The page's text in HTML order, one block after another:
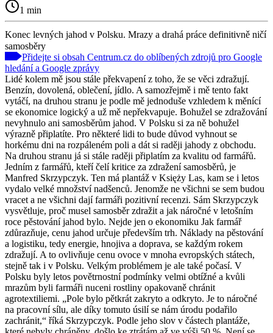
1 min
Konec levných jahod v Polsku. Mrazy a drahá práce definitivně ničí
samosběry
Přidejte si obsah Centrum.cz do oblíbených zdrojů pro Google
hledání a Google zprávy
Lidé kolem mě jsou stále překvapení z toho, že se věci zdražují.
Benzín, dovolená, oblečení, jídlo. A samozřejmě i mě tento fakt
vytáčí, na druhou stranu je podle mě jednoduše vzhledem k měnící
se ekonomice logický a už mě nepřekvapuje. Bohužel se zdražování
nevyhnulo ani samosběrům jahod. V Polsku si za ně bohužel
výrazně připlatíte. Pro některé lidi to bude důvod vyhnout se
horkému dni na rozpáleném poli a dát si raději jahody z obchodu.
Na druhou stranu já si stále raději připlatím za kvalitu od farmářů.
Jedním z farmářů, kteří čelí kritice za zdražení samosběrů, je
Manfred Skrzypczyk. Ten má plantáž v Księży Las, kam se i letos
vydalo velké množství nadšenců. Jenomže ne všichni se sem budou
vracet a ne všichni dají farmáři pozitivní recenzi. Sám Skrzypczyk
vysvětluje, proč musel samosběr zdražit a jak náročné v letošním
roce pěstování jahod bylo. Nejde jen o ekonomiku Jak farmář
zdůrazňuje, cenu jahod určuje především trh. Náklady na pěstování
a logistiku, tedy energie, hnojiva a doprava, se každým rokem
zdražují. A to ovlivňuje cenu ovoce v mnoha evropských státech,
stejně tak i v Polsku. Velkým problémem je ale také počasí. V
Polsku byly letos povětrnostní podmínky velmi obtížné a kvůli
mrazům byli farmáři nuceni rostliny opakovaně chránit
agrotextiliemi. „Pole bylo pětkrát zakryto a odkryto. Je to náročné
na pracovní sílu, ale díky tomuto úsilí se nám úrodu podařilo
zachránit,“ říká Skrzypczyk. Podle jeho slov v částech plantáže,